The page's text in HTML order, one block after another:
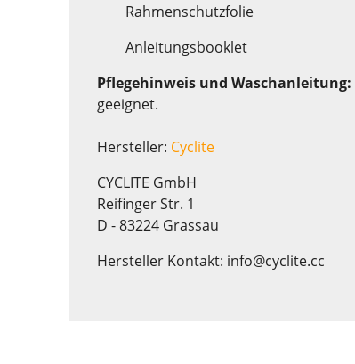
Rahmenschutzfolie
Anleitungsbooklet
Pflegehinweis und Waschanleitung:
geeignet.
Hersteller: Cyclite
CYCLITE GmbH
Reifinger Str. 1
D - 83224 Grassau
Hersteller Kontakt: info@cyclite.cc